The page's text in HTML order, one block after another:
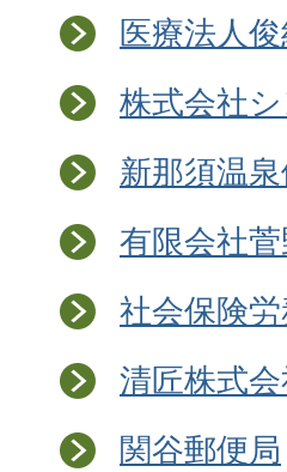
医療法人
株式会社
新那須温
有限会社
社会保険
清匠株式
関谷郵便局